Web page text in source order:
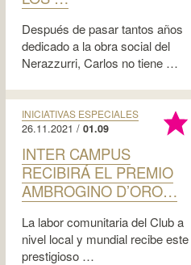
Después de pasar tantos años
dedicado a la obra social del
Nerazzurri, Carlos no tiene …
INICIATIVAS ESPECIALES
26.11.2021 / 01.09
INTER CAMPUS
RECIBIRÁ EL PREMIO
AMBROGINO D’ORO…
La labor comunitaria del Club a
nivel local y mundial recibe este
prestigioso …